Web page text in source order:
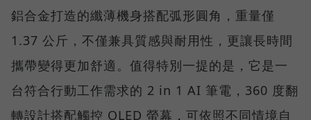
鋁合金打造的纖薄機身搭配弧形圓角，重量僅
1.37 公斤，不僅兼具質感與耐用性，更讓長時間
攜帶變得更加舒適。值得特別一提的是，它是一
台符合行動工作需求的 2 in 1 AI 筆電，360 度翻
轉設計搭配觸控 OLED 螢幕，可依照不同情境自